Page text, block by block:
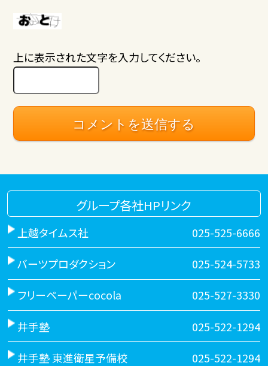
上に表示された文字を入力してください。
グループ各社HPリンク
上越タイムス社 025-525-6666
バーツプロダクション 025-524-5733
フリーペーパーcocola 025-527-3330
井手塾 025-522-1294
井手塾 東進衛星予備校 025-522-1294